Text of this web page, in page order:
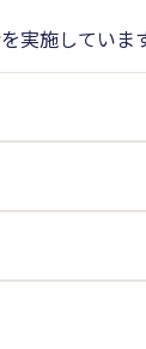
実施していま